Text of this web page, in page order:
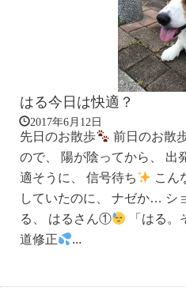
はる今日は快適？
2017年6月12日
先日のお散歩
前日のお散
ので、 陽が陰ってから、 出
適そうに、 信号待ち
こん
していたのに、 ナゼか… シ
る、 はるさん①
「はる。
道修正
...